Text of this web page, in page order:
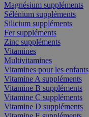
Magnésium suppléments
Sélénium suppléments
Silicium suppléments
Fer suppléments
Zinc suppléments
Vitamines
Multivitamines
Vitamines pour les enfants
Vitamine A suppléments
Vitamine B suppléments
Vitamine C suppléments
Vitamine D suppléments